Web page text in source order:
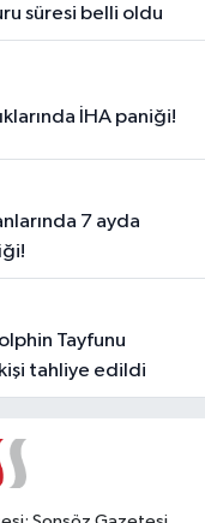
süresi belli oldu
İHA paniği!
tahliye edildi